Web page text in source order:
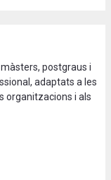
màsters, postgraus i
adaptats a les
organitzacions i als